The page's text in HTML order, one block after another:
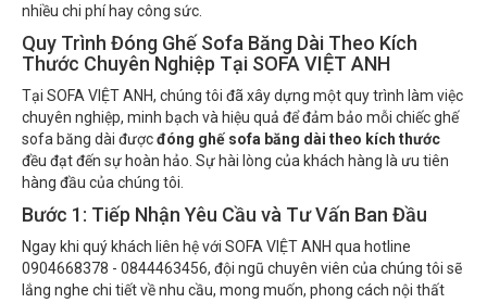
nhiều chi phí hay công sức.
Quy Trình Đóng Ghế Sofa Băng Dài Theo Kích
Thước Chuyên Nghiệp Tại SOFA VIỆT ANH
Tại SOFA VIỆT ANH, chúng tôi đã xây dựng một quy trình làm việc
chuyên nghiệp, minh bạch và hiệu quả để đảm bảo mỗi chiếc ghế
sofa băng dài đượcđóng ghế sofa băng dài theo kích thước
đều đạt đến sự hoàn hảo. Sự hài lòng của khách hàng là ưu tiên
hàng đầu của chúng tôi.
Bước 1: Tiếp Nhận Yêu Cầu và Tư Vấn Ban Đầu
Ngay khi quý khách liên hệ với SOFA VIỆT ANH qua hotline
0904668378 - 0844463456, đội ngũ chuyên viên của chúng tôi sẽ
lắng nghe chi tiết về nhu cầu, mong muốn, phong cách nội thất